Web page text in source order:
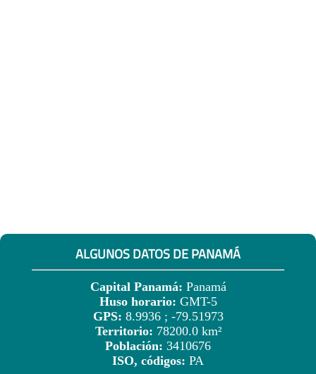
ALGUNOS DATOS DE PANAMÁ
Capital Panamá: Panamá
Huso horario: GMT-5
GPS: 8.9936 ; -79.51973
Territorio: 78200.0 km²
Población: 3410676
ISO, códigos: PA